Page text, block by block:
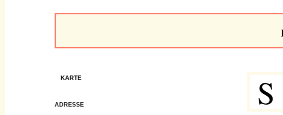
KARTE
ADRESSE S